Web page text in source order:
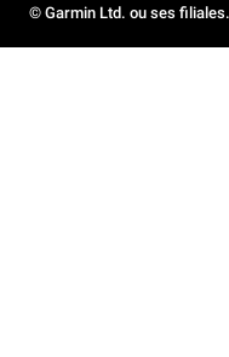
© Garmin Ltd. ou ses